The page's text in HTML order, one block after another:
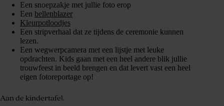
Een snoepzakje met jullie foto erop
Een bellenblazer
Kleurpotloodjes
Een stripverhaal dat ze tijdens de ceremonie kunnen
lezen.
Een wegwerpcamera met een lijstje met leuke
opdrachten. Kids gaan met een heel andere blik jullie
trouwfeest in beeld brengen en dat levert vast een heel
eigen fotoreportage op!
Aan de kindertafel.